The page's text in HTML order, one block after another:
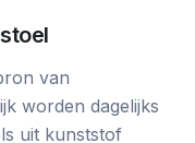
van
worden dagelijks
uit kunststof